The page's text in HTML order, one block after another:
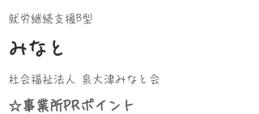
就労継続支援B型
みなと
社会福祉法人 泉大津みなと会
☆事業所PRポイント